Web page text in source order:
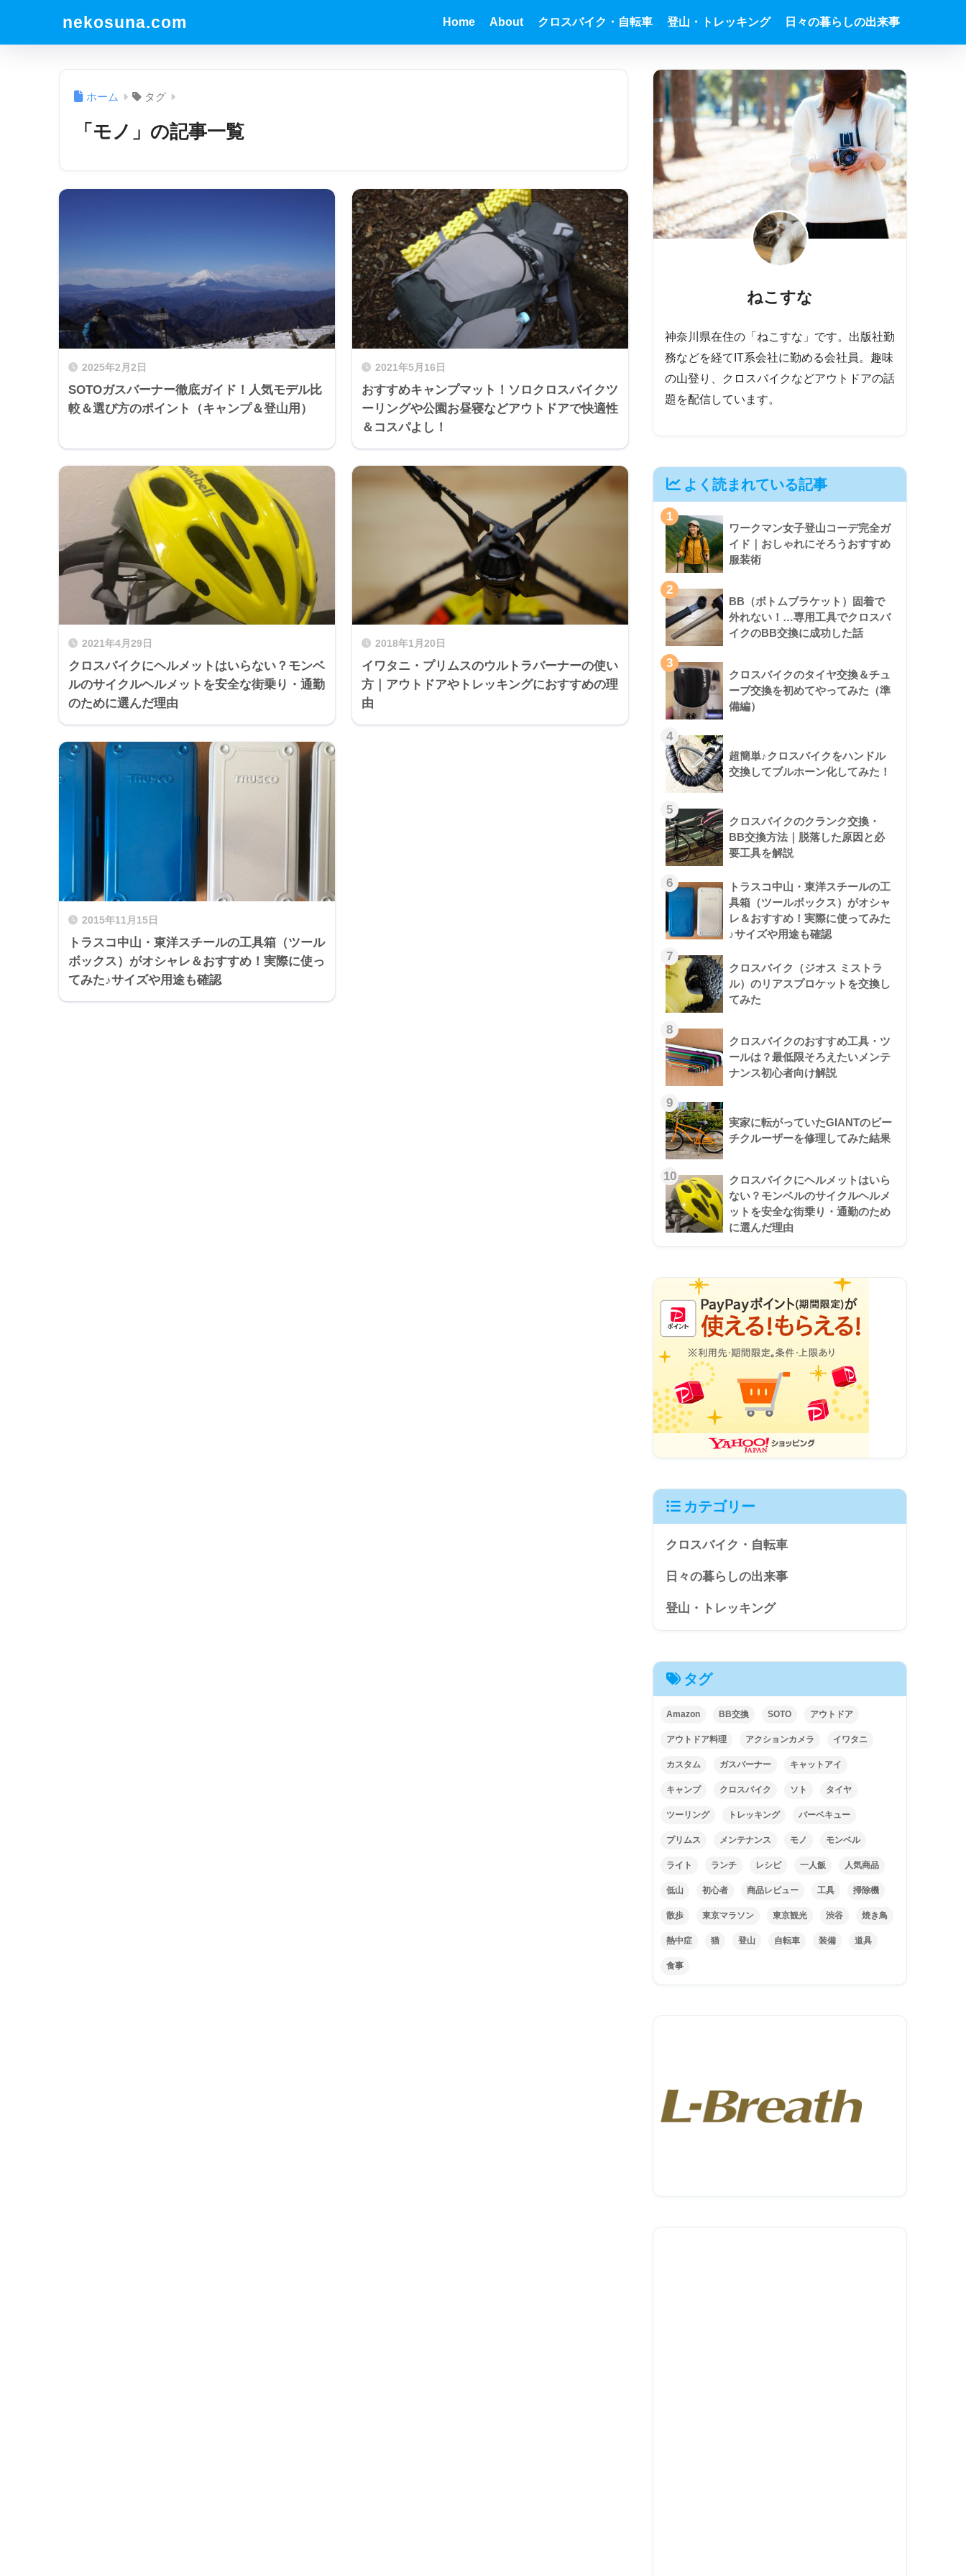
nekosuna.com Home About クロスバイク・自転車 登山・トレッキング 日々の暮らしの出来事
ホーム タグ
「モノ」の記事一覧
2025年2月2日
SOTOガスバーナー徹底ガイド！人気モデル比
較＆選び方のポイント（キャンプ＆登山用）
2021年5月16日
おすすめキャンプマット！ソロクロスバイクツ
ーリングや公園お昼寝などアウトドアで快適性
＆コスパよし！
2021年4月29日
クロスバイクにヘルメットはいらない？モンベ
ルのサイクルヘルメットを安全な街乗り・通勤
のために選んだ理由
2018年1月20日
イワタニ・プリムスのウルトラバーナーの使い
方｜アウトドアやトレッキングにおすすめの理
由
2015年11月15日
トラスコ中山・東洋スチールの工具箱（ツール
ボックス）がオシャレ＆おすすめ！実際に使っ
てみた♪サイズや用途も確認
ねこすな
神奈川県在住の「ねこすな」です。出版社勤
務などを経てIT系会社に勤める会社員。趣味
の山登り、クロスバイクなどアウトドアの話
題を配信しています。
よく読まれている記事
1
ワークマン女子登山コーデ完全ガ
イド｜おしゃれにそろうおすすめ
服装術
2
BB（ボトムブラケット）固着で
外れない！…専用工具でクロスバ
イクのBB交換に成功した話
3
クロスバイクのタイヤ交換＆チュ
ーブ交換を初めてやってみた（準
備編）
4
超簡単♪クロスバイクをハンドル
交換してブルホーン化してみた！
5
クロスバイクのクランク交換・
BB交換方法｜脱落した原因と必
要工具を解説
6
トラスコ中山・東洋スチールの工
具箱（ツールボックス）がオシャ
レ＆おすすめ！実際に使ってみた
♪サイズや用途も確認
7
クロスバイク（ジオス ミストラ
ル）のリアスプロケットを交換し
てみた
8
クロスバイクのおすすめ工具・ツ
ールは？最低限そろえたいメンテ
ナンス初心者向け解説
9
実家に転がっていたGIANTのビー
チクルーザーを修理してみた結果
10
クロスバイクにヘルメットはいら
ない？モンベルのサイクルヘルメ
ットを安全な街乗り・通勤のため
に選んだ理由
カテゴリー
クロスバイク・自転車
日々の暮らしの出来事
登山・トレッキング
タグ
Amazon BB交換 SOTO アウトドア
アウトドア料理 アクションカメラ イワタニ
カスタム ガスバーナー キャットアイ
キャンプ クロスバイク ソト タイヤ
ツーリング トレッキング バーベキュー
プリムス メンテナンス モノ モンベル
ライト ランチ レシピ 一人飯 人気商品
低山 初心者 商品レビュー 工具 掃除機
散歩 東京マラソン 東京観光 渋谷 焼き鳥
熱中症 猫 登山 自転車 装備 道具
食事